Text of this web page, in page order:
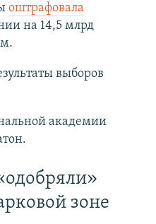
оштрафовала
на 14,5 млрд
выборов
академии
зоне